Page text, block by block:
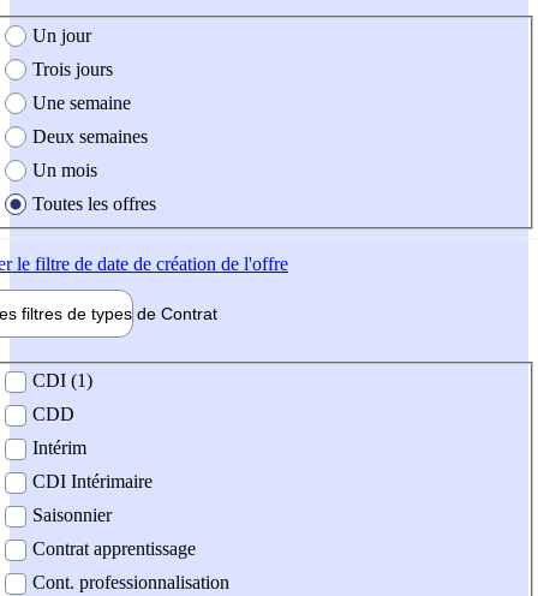
création de l'offre
Un jour
Trois jours
Une semaine
Deux semaines
Un mois
Toutes les offres
le filtre de date de création de l'offre
filtres de types de Contrat
contrat
CDI (1)
CDD
Intérim
CDI Intérimaire
Saisonnier
Contrat apprentissage
Cont. professionnalisation